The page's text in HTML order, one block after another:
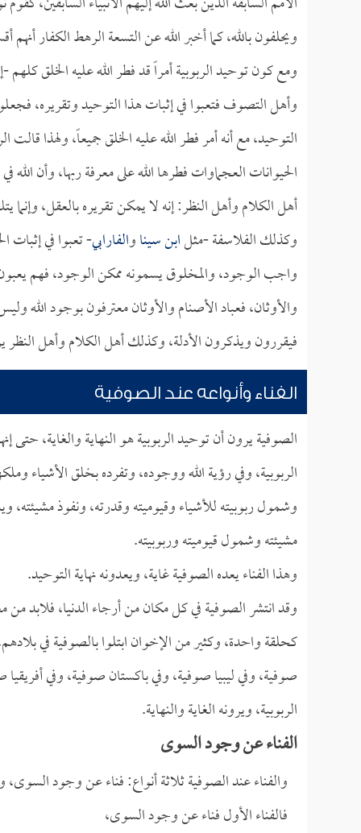
ويحلفون بالله، كما أخبر الله عن التسعة الرهط الكفار
ومع كون توحيد الربوبية أمراً قد فطر الله عليه الخلق
وأهل التصوف فتعبوا في إثبات هذا التوحيد وتقريره،
التوحيد، مع أنه أمر فطر الله عليه الخلق جميعاً، ولهذا
الحيوانات العجماوات فطرها الله على معرفة ربها، وأن
أهل الكلام وأهل النظر: إنه لا يمكن تقريره بالعقل، وإنما
وكذلك الفلاسفة -مثلابن سيناوالفارابي- تعبوا في إثبات
واجب الوجود، والمخلوق يسمونه ممكن الوجود، فهم يعبون
والأوثان، فعباد الأصنام والأوثان معترفون بوجود الله
فيقررون ويذكرون الأدلة، وكذلك أهل الكلام وأهل النظر
الفناء وأنواعه عند الصوفية
الصوفية يرون أن توحيد الربوبية هو النهاية والغاية، حتى
الربوبية، وفي رؤية الله ووجوده، وتفرده بخلق الأشياء
وشمول ربوبيته للأشياء وقيوميته وقدرته، ونفوذ
مشيئته وشمول قيوميته وربوبيته.
وهذا الفناء يعده الصوفية غاية، ويعدونه نهاية التوحيد.
وقد انتشر الصوفية في كل مكان من أرجاء الدنيا، فلابد
كحلقة واحدة، وكثير من الإخوان ابتلوا بالصوفية في
صوفية، وفي ليبيا صوفية، وفي باكستان صوفية، وفي
الربوبية، ويرونه الغاية والنهاية.
الفناء عن وجود السوى
والفناء عند الصوفية ثلاثة أنواع: فناء عن وجود
فالفناء الأول فناء عن وجود السوى،